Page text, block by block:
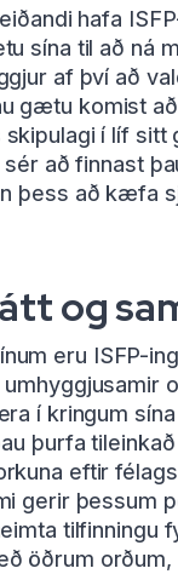
hafa
sína til að ná
af því að
gætu komist
í líf sitt
sér að finnast
þess að kæfa
og
eru ISFP-
í kringum
þurfa
eftir
gerir þessum
tilfinningu
öðrum